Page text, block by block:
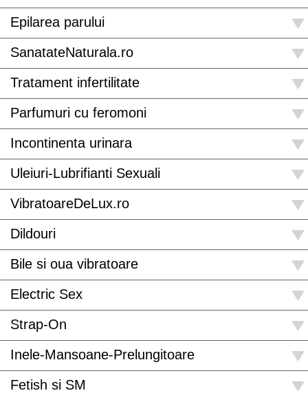
Epilarea parului
SanatateNaturala.ro
Tratament infertilitate
Parfumuri cu feromoni
Incontinenta urinara
Uleiuri-Lubrifianti Sexuali
VibratoareDeLux.ro
Dildouri
Bile si oua vibratoare
Electric Sex
Strap-On
Inele-Mansoane-Prelungitoare
Fetish si SM